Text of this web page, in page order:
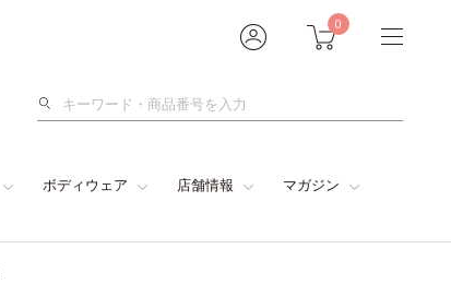
0
検
ボディウェア 店舗情報 マガジン